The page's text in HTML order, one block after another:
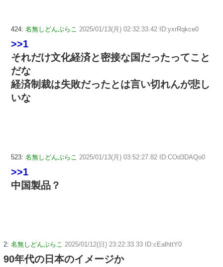
424: 名無しどんぶらこ 2025/01/13(月) 02:32:33.42 ID:yxrRqkce0
>>1
それだけ文化経済と密接な国だったってこと
だな
経済制裁は失敗だったとは言い切れんが悲し
いな
523: 名無しどんぶらこ 2025/01/13(月) 03:52:27.82 ID:COd3DAQo0
>>1
中国製品？
2: 名無しどんぶらこ 2025/01/12(日) 23:22:33.33 ID:cEalhttY0
90年代の日本のイメージか